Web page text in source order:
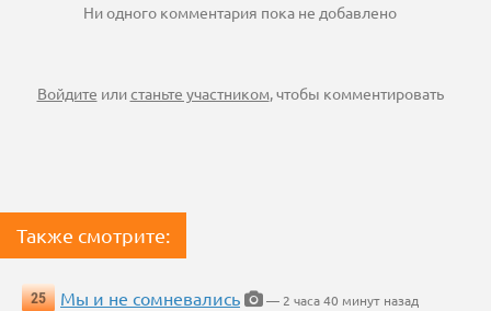
Ни одного комментария пока не добавлено
Войдите илистаньте участником, чтобы комментировать
Также смотрите:
25 Мы и не сомневались
— 2 часа 40 минут назад